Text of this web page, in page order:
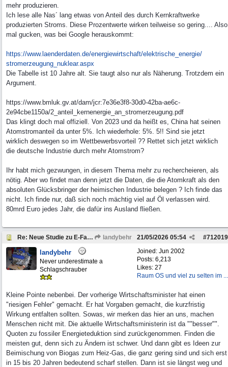
mehr produzieren.
Ich lese alle Nas´ lang etwas von Anteil des durch Kernkraftwerke
produzierten Stroms. Diese Prozentwerte wirken teilweise so gering.... Also
mal gucken, was bei Google herauskommt:
https://www.laenderdaten.de/energiewirtschaft/elektrische_energie/
stromerzeugung_nuklear.aspx
Die Tabelle ist 10 Jahre alt. Sie taugt also nur als Näherung. Trotzdem ein
Argument.
https://www.bmluk.gv.at/dam/jcr:7e36e3f8-30d0-42ba-ae6c-
2e94cbe1150a/2_anteil_kernenergie_an_stromerzeugung.pdf
Das klingt doch mal offiziell. Von 2023 und da heißt es, China hat seinen
Atomstromanteil da unter 5%. Ich wiederhole: 5%. 5!! Sind sie jetzt
wirklich deswegen so im Wettbewerbsvorteil ?? Rettet sich jetzt wirklich
die deutsche Industrie durch mehr Atomstrom?
Ihr habt mich gezwungen, in diesem Thema mehr zu rechercheieren, als
nötig. Aber wo findet man denn jetzt die Daten, die die Atomkraft als den
absoluten Glücksbringer der heimischen Industrie belegen ? Ich finde das
nicht. Ich finde nur, daß sich noch mächtig viel auf Öl verlassen wird.
80mrd Euro jedes Jahr, die dafür ins Ausland fließen.
Re: Neue Studie zu E-Fahrzeugen landybehr #712019
21/05/2026 05:54
Joined: Jun 2002
Posts: 6,213
Likes: 27
Raum OS und viel zu selten im ...
landybehr
Never underestimate a
Schlagschrauber
Kleine Pointe nebenbei. Der vorherige Wirtschaftsminister hat einen
"riesigen Fehler" gemacht. Er hat Vorgaben gemacht, die kurzfristig
Wirkung entfalten sollten. Sowas, wir merken das hier an uns, machen
Menschen nicht mit. Die aktuelle Wirtschaftsministerin ist da ""besser"".
Quoten zu fossiler Energieteduktion sind zurückgenommen. Finden die
meisten gut, denn sich zu Ändern ist schwer. Und dann gibt es Ideen zur
Beimischung von Biogas zum Heiz-Gas, die ganz gering sind und sich erst
in 15 bis 20 Jahren bedeutend scharf stellen. Dann ist sie längst weg und